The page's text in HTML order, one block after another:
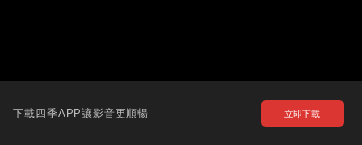
下載四季APP讓影音更順暢 立即下載